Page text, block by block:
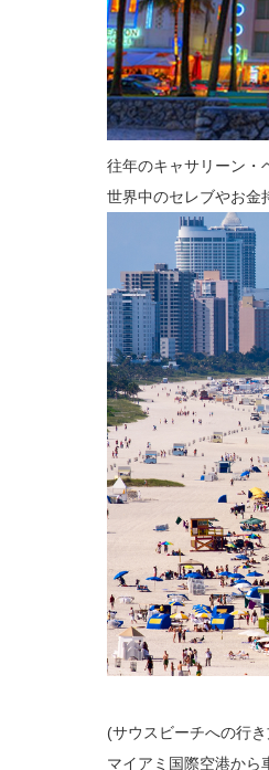
往年のキャサリーン・
世界中のセレブやお金
(サウスビーチへの行
マイアミ国際空港から